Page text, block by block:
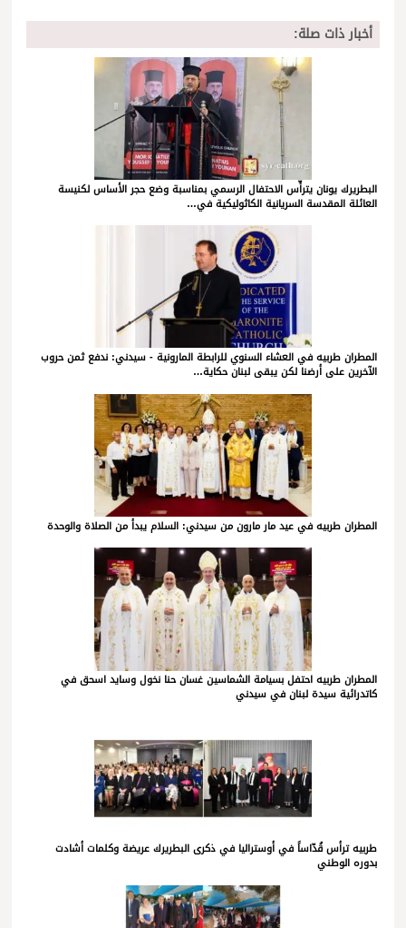
أخبار ذات صلة:
البطريرك يونان يترأّس الاحتفال الرسمي بمناسبة وضع حجر الأساس لكنيسة
العائلة المقدسة السريانية الكاثوليكية في…
المطران طربيه في العشاء السنوي للرابطة المارونية - سيدني: ندفع ثمن حروب
الآخرين على أرضنا لكن يبقى لبنان حكاية…
المطران طربيه في عيد مار مارون من سيدني: السلام يبدأ من الصلاة والوحدة
المطران طربيه احتفل بسيامة الشماسين غسان حنا نخول وسايد اسحق في
كاتدرائية سيدة لبنان في سيدني
طربيه ترأس قُدّاساً في أوستراليا في ذكرى البطريرك عريضة وكلمات أشادت
بدوره الوطني